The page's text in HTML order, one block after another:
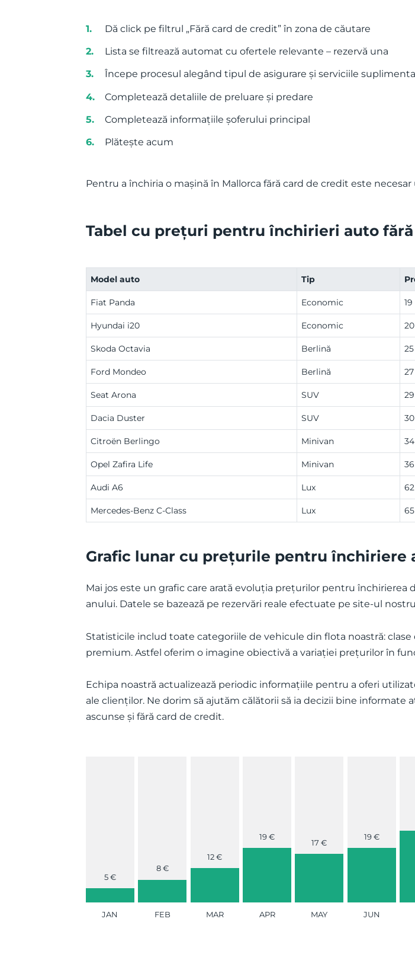
Dă click pe filtrul „Fără card de credit” în zona de căutare
Lista se filtrează automat cu ofertele relevante – rezervă una
Începe procesul alegând tipul de asigurare și serviciile
Completează detaliile de preluare și predare
Completează informațiile șoferului principal
Plătește acum
Pentru a închiria o mașină în Mallorca fără card de credit este necesar
Tabel cu prețuri pentru închirieri auto
Model auto Tip
Fiat Panda Economic
Hyundai i20 Economic
Skoda Octavia Berlină
Ford Mondeo Berlină
Seat Arona SUV
Dacia Duster SUV
Citroën Berlingo Minivan
Opel Zafira Life Minivan
Audi A6 Lux
Mercedes-Benz C-Class Lux
Grafic lunar cu prețurile pentru închiriere
Mai jos este un grafic care arată evoluția prețurilor pentru închirierea
anului. Datele se bazează pe rezervări reale efectuate pe site-ul
Statisticile includ toate categoriile de vehicule din flota noastră:
premium. Astfel oferim o imagine obiectivă a variației prețurilor în
Echipa noastră actualizează periodic informațiile pentru a oferi
ale clienților. Ne dorim să ajutăm călătorii să ia decizii bine informate
ascunse și fără card de credit.
5 €
JAN
8 €
FEB
12 €
MAR
19 €
APR
17 €
MAY
19 €
JUN